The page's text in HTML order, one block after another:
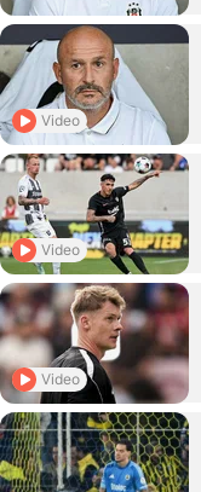
Video
Video
Video